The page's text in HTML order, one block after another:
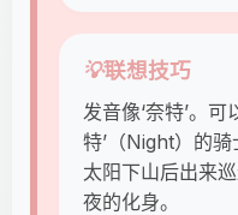
💡联想技巧
发音像‘奈特’。
特’（Night）的
太阳下山后出来
夜的化身。